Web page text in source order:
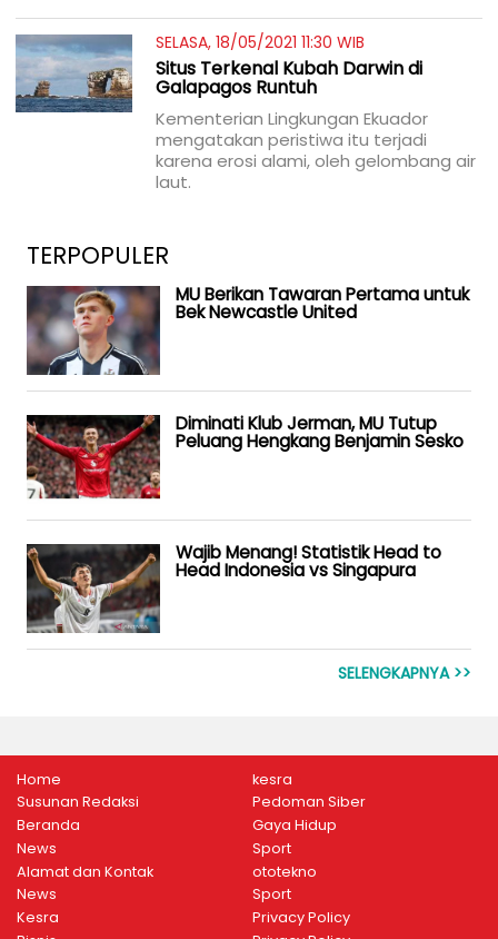
SELASA, 18/05/2021 11:30 WIB
Situs Terkenal Kubah Darwin di
Galapagos Runtuh
Kementerian Lingkungan Ekuador
mengatakan peristiwa itu terjadi
karena erosi alami, oleh gelombang air
laut.
TERPOPULER
MU Berikan Tawaran Pertama untuk
Bek Newcastle United
Diminati Klub Jerman, MU Tutup
Peluang Hengkang Benjamin Sesko
Wajib Menang! Statistik Head to
Head Indonesia vs Singapura
SELENGKAPNYA >>
Home
Susunan Redaksi
Beranda
News
Alamat dan Kontak
News
Kesra
kesra
Pedoman Siber
Gaya Hidup
Sport
ototekno
Sport
Privacy Policy